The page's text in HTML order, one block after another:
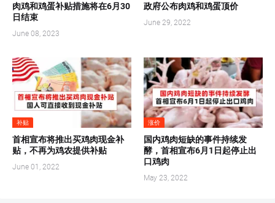
肉鸡和鸡蛋补贴措施将在6月30
日结束
June 08, 2023
政府公布肉鸡和鸡蛋顶价
June 29, 2022
补贴
首相宣布将推出买鸡肉现金补
贴，不再为鸡农提供补贴
June 01, 2022
涨价
国内鸡肉短缺的事件持续发
酵，首相宣布6月1日起停止出
口鸡肉
May 23, 2022